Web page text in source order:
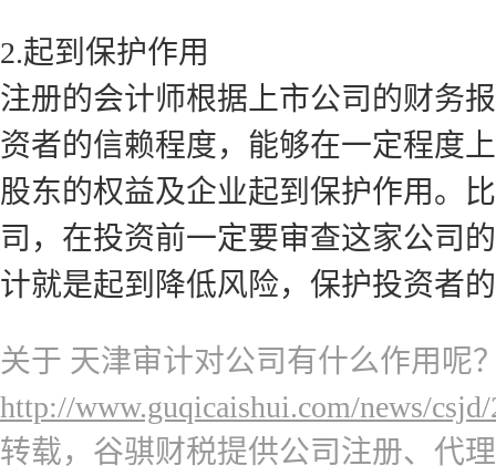
2.起到保护作用
注册的会计师根据上市公司的财务
资者的信赖程度，能够在一定程度
股东的权益及企业起到保护作用。
司，在投资前一定要审查这家公司
计就是起到降低风险，保护投资者
关于 天津审计对公司有什么作用呢
http://www.guqicaishui.com/news/
转载，谷骐财税提供公司注册、代